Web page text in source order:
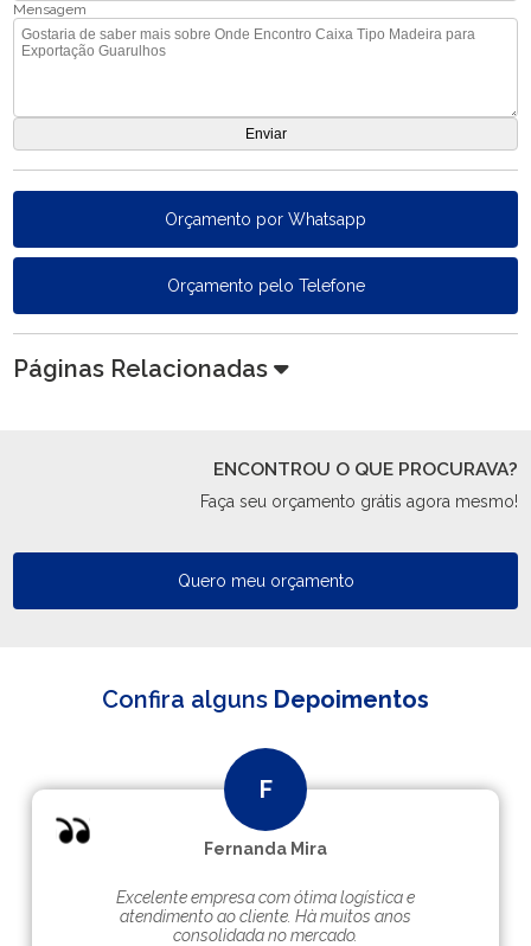
Mensagem
Orçamento por Whatsapp
Orçamento pelo Telefone
Páginas Relacionadas
ENCONTROU O QUE PROCURAVA?
Faça seu orçamento grátis agora mesmo!
Quero meu orçamento
Confira alguns Depoimentos
Fernanda Mira
Excelente empresa com ótima logística e
atendimento ao cliente. Hà muitos anos
consolidada no mercado.